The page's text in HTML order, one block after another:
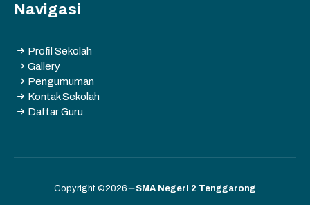
Navigasi
Profil Sekolah
Gallery
Pengumuman
Kontak Sekolah
Daftar Guru
Copyright ©2026 SMA Negeri 2 Tenggarong